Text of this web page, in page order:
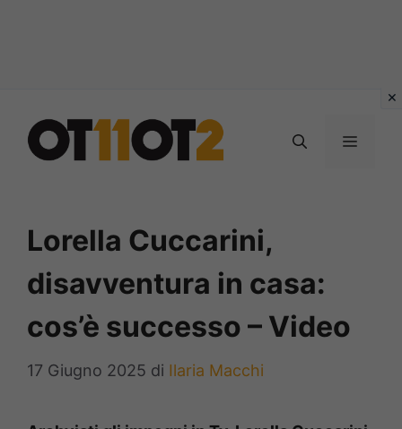
contenuto
MENU
Lorella Cuccarini,
disavventura in casa:
cos’è successo – Video
17 Giugno 2025 di Ilaria Macchi